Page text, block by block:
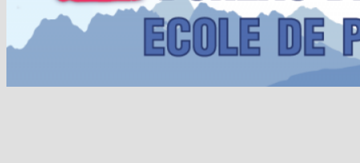
ALPINISME HIVERNAL
CASCADE DE GLACE
EXPEDITIONS